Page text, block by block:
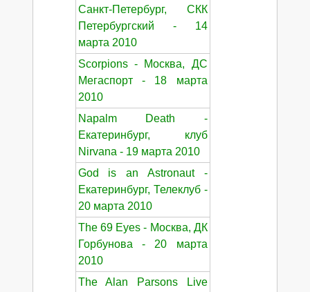
Санкт-Петербург, СКК
Петербургский - 14
марта 2010
Scorpions - Москва, ДС
Мегаспорт - 18 марта
2010
Napalm Death -
Екатеринбург, клуб
Nirvana - 19 марта 2010
God is an Astronaut -
Екатеринбург, Телеклуб -
20 марта 2010
The 69 Eyes - Москва, ДК
Горбунова - 20 марта
2010
The Alan Parsons Live